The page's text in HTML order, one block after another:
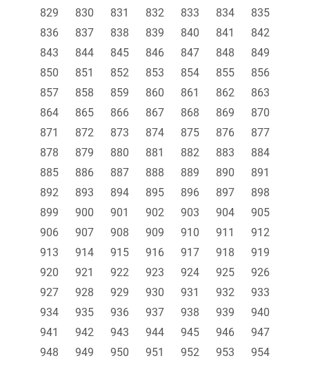
829
830 831 832 833 834
835
836
837 838 839 840 841
842
843
844 845 846 847 848
849
850
851 852 853 854 855
856
857
858 859 860 861 862
863
864
865 866 867 868 869
870
871
872 873 874 875 876
877
878
879 880 881 882 883
884
885
886 887 888 889 890
891
892
893 894 895 896 897
898
899
900 901 902 903 904
905
906
907 908 909 910 911
912
913
914 915 916 917 918
919
920
921 922 923 924 925
926
927
928 929 930 931 932
933
934
935 936 937 938 939
940
941
942 943 944 945 946
947
948
949 950 951 952 953
954